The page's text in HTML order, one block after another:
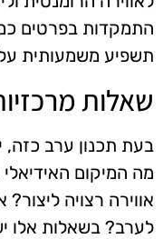
התמקדות בפרטים
תשפיע משמעותית
שאלות
בעת תכנון ערב כזה,
מה המיקום
אווירה רצויה ליצור?
לערב? בשאלות אלו